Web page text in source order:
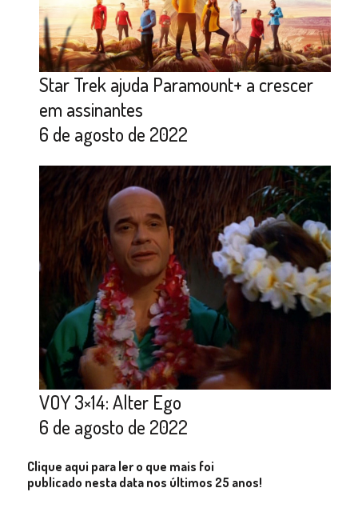
Star Trek ajuda Paramount+ a crescer
em assinantes
6 de agosto de 2022
VOY 3×14: Alter Ego
6 de agosto de 2022
Clique aqui para ler o que mais foi
publicado nesta data nos últimos 25 anos!